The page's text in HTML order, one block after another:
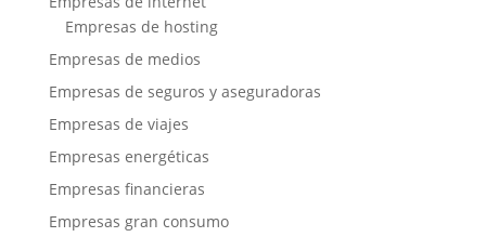
Empresas de hosting
Empresas de medios
Empresas de seguros y aseguradoras
Empresas de viajes
Empresas energéticas
Empresas financieras
Empresas gran consumo